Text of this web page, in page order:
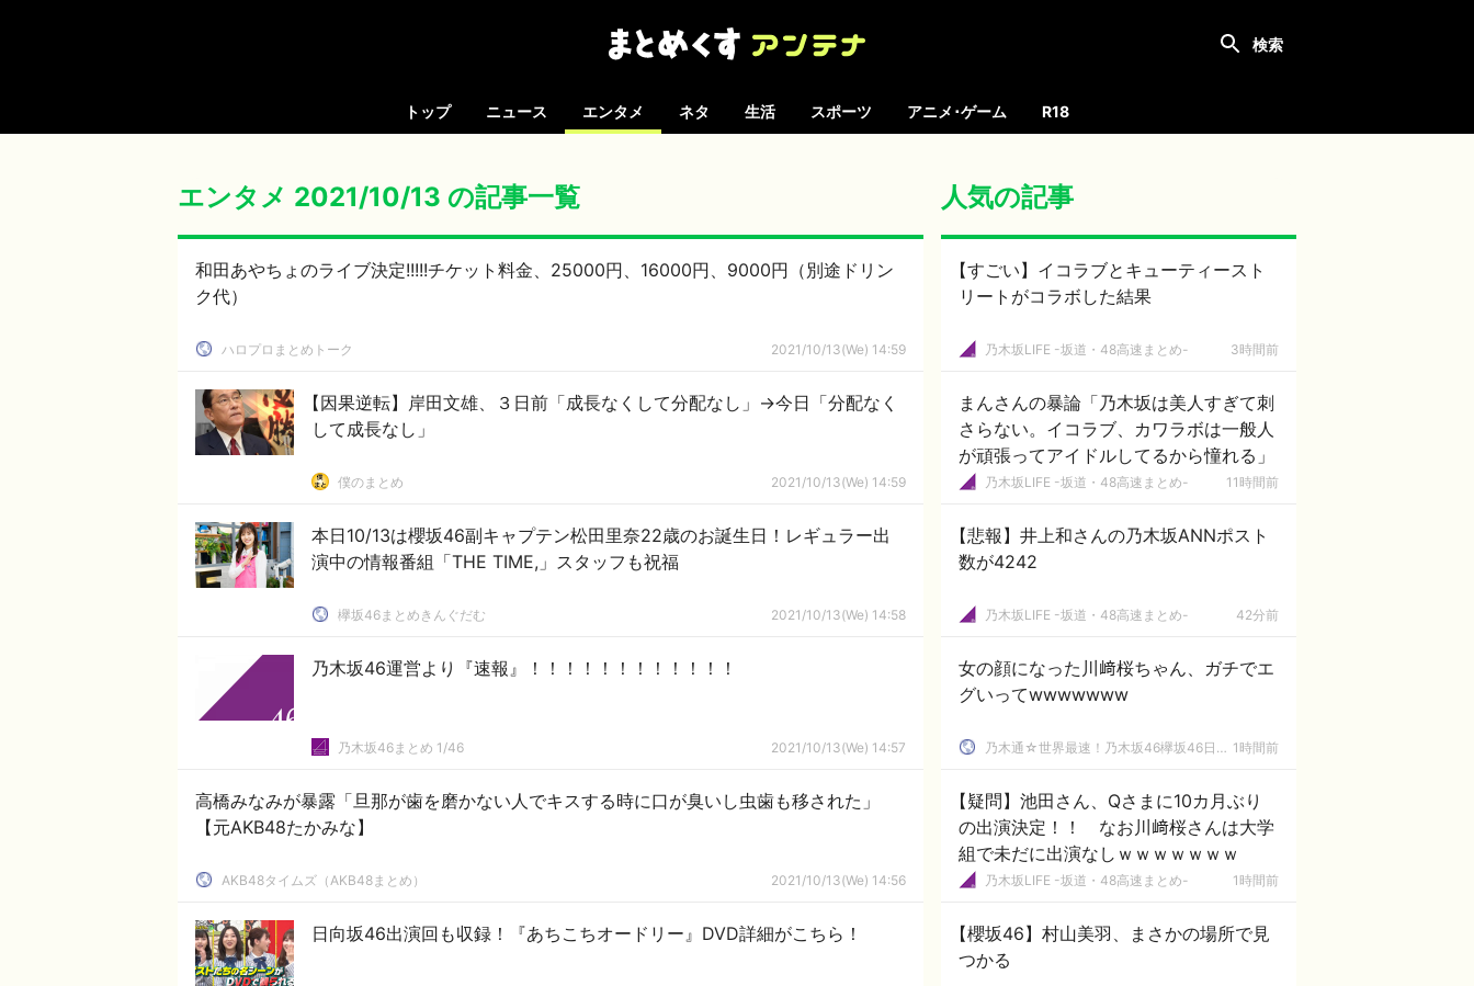
トップ ニュース エンタメ ネタ 生活 スポーツ アニメ･ゲーム R18
エンタメ 2021/10/13 の記事一覧
和田あやちょのライブ決定!!!!!チケット料金、25000円、16000円、9000円（別途ドリン
ク代）
ハロプロまとめトーク 2021/10/13(We) 14:59
【因果逆転】岸田文雄、３日前「成長なくして分配なし」→今日「分配なく
して成長なし」
僕のまとめ 2021/10/13(We) 14:59
本日10/13は櫻坂46副キャプテン松田里奈22歳のお誕生日！レギュラー出
演中の情報番組「THE TIME,」スタッフも祝福
欅坂46まとめきんぐだむ 2021/10/13(We) 14:58
乃木坂46運営より『速報』！！！！！！！！！！！！
乃木坂46まとめ 1/46 2021/10/13(We) 14:57
高橋みなみが暴露「旦那が歯を磨かない人でキスする時に口が臭いし虫歯も移された」
【元AKB48たかみな】
AKB48タイムズ（AKB48まとめ） 2021/10/13(We) 14:56
日向坂46出演回も収録！『あちこちオードリー』DVD詳細がこちら！
人気の記事
【すごい】イコラブとキューティースト
リートがコラボした結果
乃木坂LIFE -坂道・48高速まとめ- 3時間前
まんさんの暴論「乃木坂は美人すぎて刺
さらない。イコラブ、カワラボは一般人
が頑張ってアイドルしてるから憧れる」
乃木坂LIFE -坂道・48高速まとめ- 11時間前
【悲報】井上和さんの乃木坂ANNポスト
数が4242
乃木坂LIFE -坂道・48高速まとめ- 42分前
女の顔になった川﨑桜ちゃん、ガチでエ
グいってwwwwwww
乃木通☆世界最速！乃木坂46欅坂46日向坂46速報まとめ 1時間前
【疑問】池田さん、Qさまに10カ月ぶり
の出演決定！！ なお川﨑桜さんは大学
組で未だに出演なしｗｗｗｗｗｗｗ
乃木坂LIFE -坂道・48高速まとめ- 1時間前
【櫻坂46】村山美羽、まさかの場所で見
つかる